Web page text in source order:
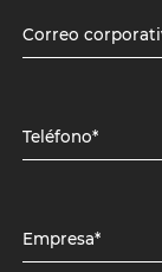
Correo
Teléfono*
Empresa*